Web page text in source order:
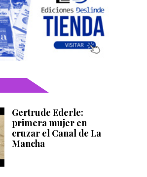
Gertrude Ederle:
primera mujer en
cruzar el Canal de La
Mancha